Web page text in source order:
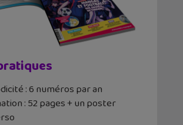
: 6 numéros par an
: 52 pages + un poster